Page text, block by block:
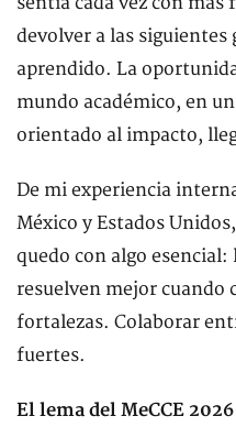
devolver a las siguientes
aprendido. La
mundo académico, en
orientado al impacto,
De mi experiencia
México y Estados
quedo con algo
resuelven mejor
fortalezas. Colaborar
fuertes.
El lema del MeCCE